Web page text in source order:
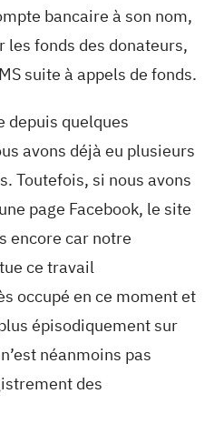
bancaire à son nom,
les fonds des donateurs,
suite à appels de fonds.
depuis quelques
avons déjà eu plusieurs
Toutefois, si nous avons
page Facebook, le site
encore car notre
ce travail
occupé en ce moment et
épisodiquement sur
néanmoins pas
des